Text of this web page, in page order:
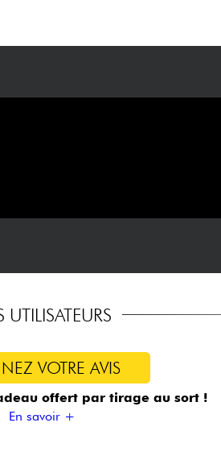
UTILISATEURS
VOTRE AVIS
offert par tirage au sort !
En savoir +